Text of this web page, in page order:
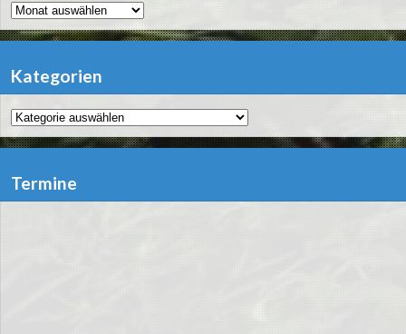
Archiv
Kategorien
Kategorien
Termine